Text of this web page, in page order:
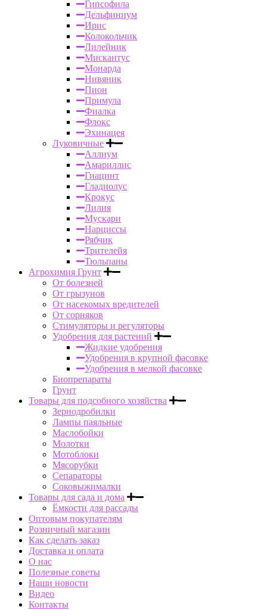
Гипсофила
Дельфиниум
Ирис
Колокольчик
Лилейник
Мискантус
Монарда
Нивяник
Пион
Примула
Фиалка
Флокс
Эхинацея
Луковичные
Аллиум
Амариллис
Гиацинт
Гладиолус
Крокус
Лилия
Мускари
Нарциссы
Рябчик
Трителейя
Тюльпаны
Агрохимия Грунт
От болезней
От грызунов
От насекомых вредителей
От сорняков
Стимуляторы и регуляторы
Удобрения для растений
Жидкие удобрения
Удобрения в крупной фасовке
Удобрения в мелкой фасовке
Биопрепараты
Грунт
Товары для подсобного хозяйства
Зернодробилки
Лампы паяльные
Маслобойки
Молотки
Мотоблоки
Мясорубки
Сепараторы
Соковыжималки
Товары для сада и дома
Ёмкости для рассады
Оптовым покупателям
Розничный магазин
Как сделать заказ
Доставка и оплата
О нас
Полезные советы
Наши новости
Видео
Контакты